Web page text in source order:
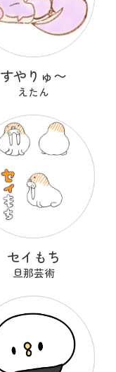
すやりゅ〜
えたん
セイもち
旦那芸術